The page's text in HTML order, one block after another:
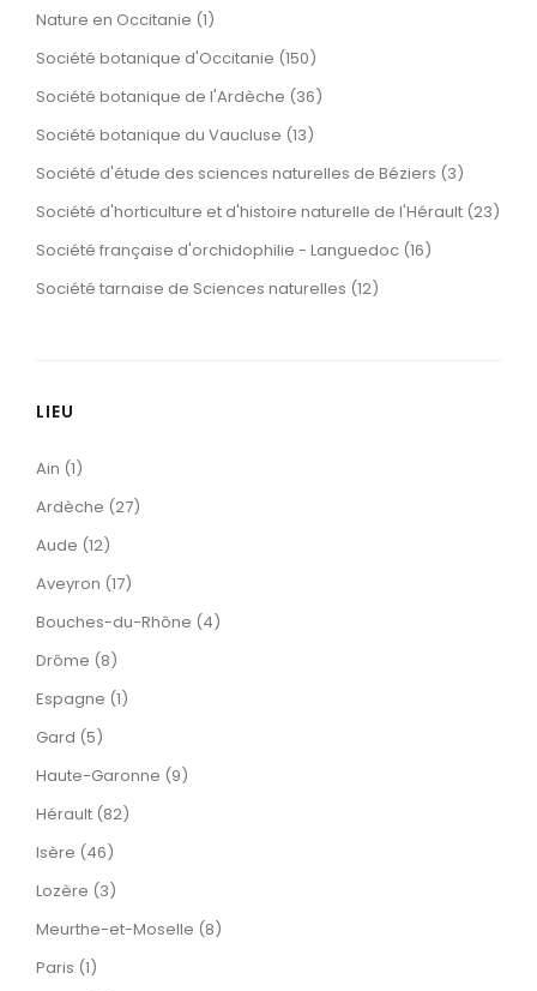
Nature en Occitanie (1)
Société botanique d'Occitanie (150)
Société botanique de l'Ardèche (36)
Société botanique du Vaucluse (13)
Société d'étude des sciences naturelles de Béziers (3)
Société d'horticulture et d'histoire naturelle de l'Hérault (23)
Société française d'orchidophilie - Languedoc (16)
Société tarnaise de Sciences naturelles (12)
LIEU
Ain (1)
Ardèche (27)
Aude (12)
Aveyron (17)
Bouches-du-Rhône (4)
Drôme (8)
Espagne (1)
Gard (5)
Haute-Garonne (9)
Hérault (82)
Isère (46)
Lozère (3)
Meurthe-et-Moselle (8)
Paris (1)